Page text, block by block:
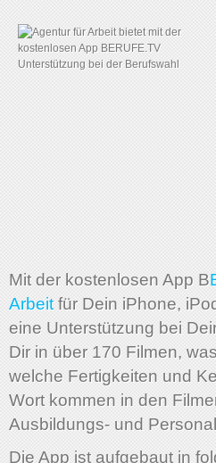
Mit der kostenlosen App B
Arbeitfür Dein iPhone,
eine Unterstützung bei
Dir in über 170 Filmen,
welche Fertigkeiten und
Wort kommen in den
Ausbildungs- und
Die App ist aufgebaut in